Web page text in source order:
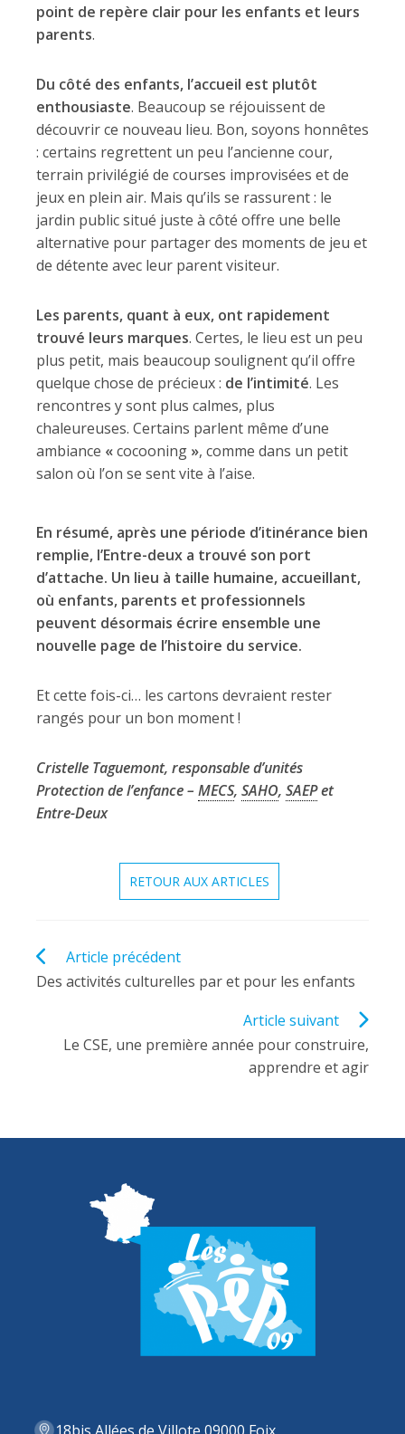
point de repère clair pour les enfants et leurs
parents.
Du côté des enfants, l’accueil est plutôt
enthousiaste. Beaucoup se réjouissent de
découvrir ce nouveau lieu. Bon, soyons honnêtes
: certains regrettent un peu l’ancienne cour,
terrain privilégié de courses improvisées et de
jeux en plein air. Mais qu’ils se rassurent : le
jardin public situé juste à côté offre une belle
alternative pour partager des moments de jeu et
de détente avec leur parent visiteur.
Les parents, quant à eux, ont rapidement
trouvé leurs marques. Certes, le lieu est un peu
plus petit, mais beaucoup soulignent qu’il offre
quelque chose de précieux : de l’intimité. Les
rencontres y sont plus calmes, plus
chaleureuses. Certains parlent même d’une
ambiance «cocooning », comme dans un petit
salon où l’on se sent vite à l’aise.
En résumé, après une période d’itinérance bien
remplie, l’Entre-deux a trouvé son port
d’attache. Un lieu à taille humaine, accueillant,
où enfants, parents et professionnels
peuvent désormais écrire ensemble une
nouvelle page de l’histoire du service.
Et cette fois-ci… les cartons devraient rester
rangés pour un bon moment !
Cristelle Taguemont, responsable d’unités
Protection de l’enfance – MECS, SAHO, SAEPet
Entre-Deux
RETOUR AUX ARTICLES
Read
more
articles
Article précédent
Des activités culturelles par et pour les enfants
Article suivant
Le CSE, une première année pour construire,
apprendre et agir
18bis Allées de Villote 09000 Foix